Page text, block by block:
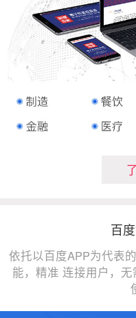
百
依托以百度APP为代表
能，精准 连接用户，